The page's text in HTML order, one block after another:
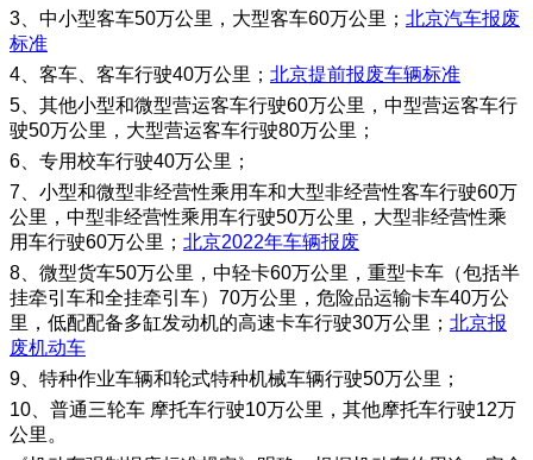
3、中小型客车50万公里，大型客车60万公里； 北京汽车报废
标准
4、客车、客车行驶40万公里； 北京提前报废车辆标准
5、其他小型和微型营运客车行驶60万公里，中型营运客车行
驶50万公里，大型营运客车行驶80万公里；
6、专用校车行驶40万公里；
7、小型和微型非经营性乘用车和大型非经营性客车行驶60万
公里，中型非经营性乘用车行驶50万公里，大型非经营性乘
用车行驶60万公里； 北京2022年车辆报废
8、微型货车50万公里，中轻卡60万公里，重型卡车（包括半
挂牵引车和全挂牵引车）70万公里，危险品运输卡车40万公
里，低配配备多缸发动机的高速卡车行驶30万公里； 北京报
废机动车
9、特种作业车辆和轮式特种机械车辆行驶50万公里；
10、普通三轮车 摩托车行驶10万公里，其他摩托车行驶12万
公里。